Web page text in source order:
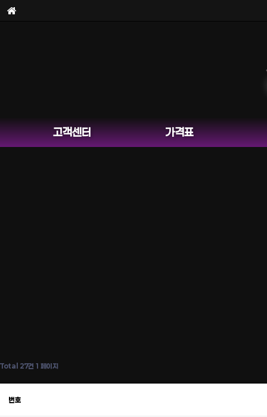
고객센터 가격표
Total 27건 1 페이지
번호